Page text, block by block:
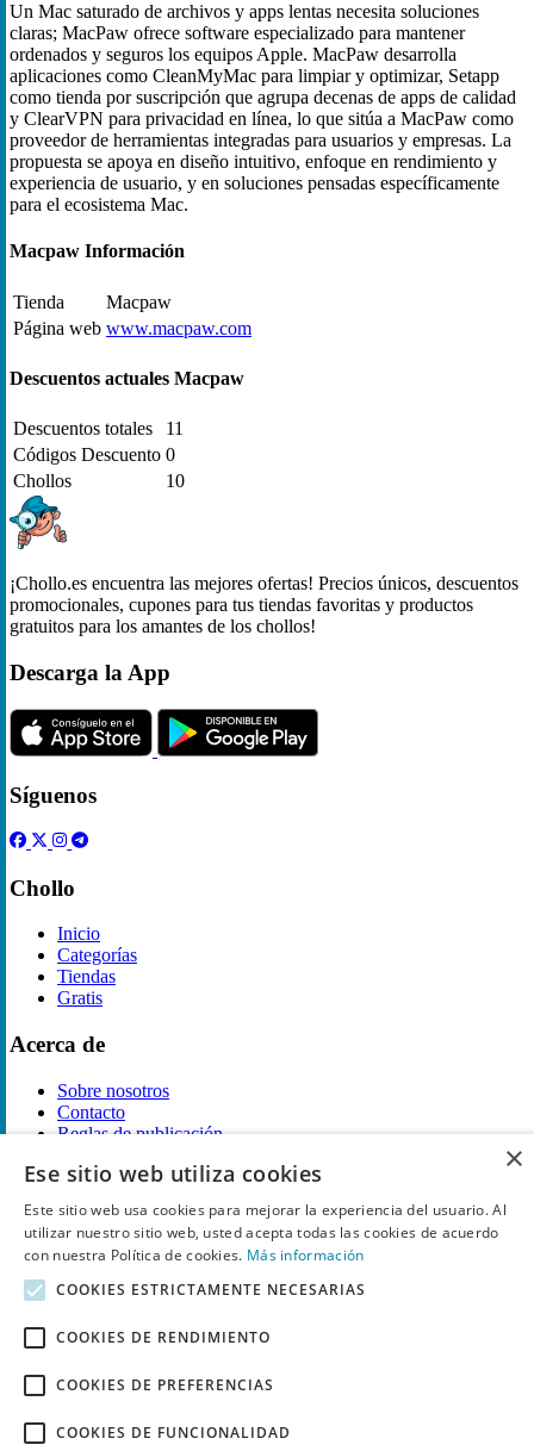
Un Mac saturado de archivos y apps lentas necesita soluciones
claras; MacPaw ofrece software especializado para mantener
ordenados y seguros los equipos Apple. MacPaw desarrolla
aplicaciones como CleanMyMac para limpiar y optimizar, Setapp
como tienda por suscripción que agrupa decenas de apps de calidad
y ClearVPN para privacidad en línea, lo que sitúa a MacPaw como
proveedor de herramientas integradas para usuarios y empresas. La
propuesta se apoya en diseño intuitivo, enfoque en rendimiento y
experiencia de usuario, y en soluciones pensadas específicamente
para el ecosistema Mac.
Macpaw Información
Tienda
Macpaw
Página web www.macpaw.com
Descuentos actuales Macpaw
Descuentos totales
11
Códigos Descuento 0
Chollos
10
¡Chollo.es encuentra las mejores ofertas! Precios únicos, descuentos
promocionales, cupones para tus tiendas favoritas y productos
gratuitos para los amantes de los chollos!
Descarga la App
Síguenos
Chollo
Inicio
Categorías
Tiendas
Gratis
Acerca de
Sobre nosotros
Contacto
Reglas de publicación
Información legal
Privacidad
Declaración de cookies
Descargo de Responsabilidad
Derechos de autor ©
reservados.
×
Ese sitio web utiliza cookies
Este sitio web usa cookies para mejorar la experiencia del usuario. Al
utilizar nuestro sitio web, usted acepta todas las cookies de acuerdo
con nuestra Política de cookies. Más información
COOKIES ESTRICTAMENTE NECESARIAS
COOKIES DE RENDIMIENTO
COOKIES DE PREFERENCIAS
COOKIES DE FUNCIONALIDAD